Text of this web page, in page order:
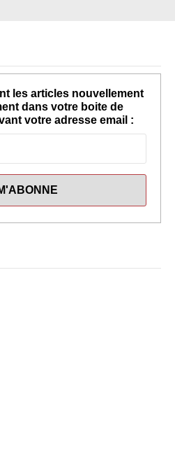
les articles nouvellement
dans votre boite de
votre adresse email :